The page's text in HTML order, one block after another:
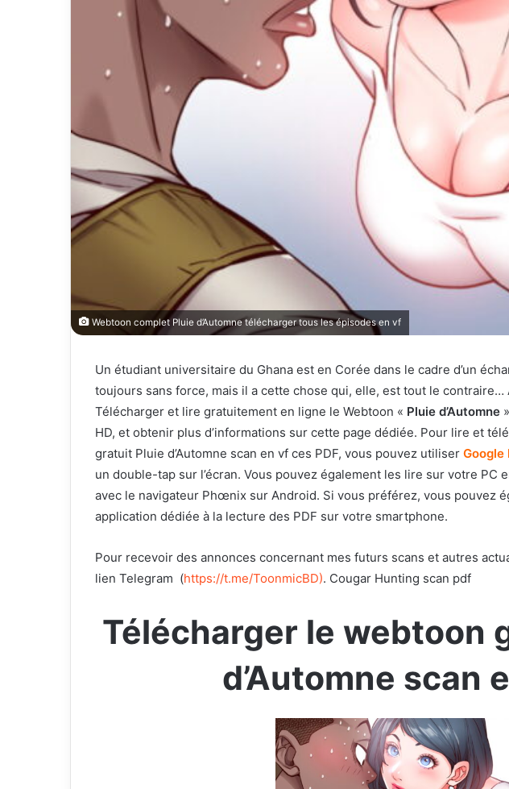
Webtoon complet Pluie d’Automne télécharger tous les épisodes en vf
Un étudiant universitaire du Ghana est en Corée dans le cadre d’un
toujours sans force, mais il a cette chose qui, elle, est tout le contraire…
Télécharger et lire gratuitement en ligne le Webtoon « Pluie d’Automne
HD, et obtenir plus d’informations sur cette page dédiée. Pour lire et
gratuit Pluie d’Automne scan en vf ces PDF, vous pouvez utiliser Google
un double-tap sur l’écran. Vous pouvez également les lire sur votre PC
avec le navigateur Phœnix sur Android. Si vous préférez, vous pouvez
application dédiée à la lecture des PDF sur votre smartphone.
Pour recevoir des annonces concernant mes futurs scans et autres
lien Telegram (https://t.me/ToonmicBD). Cougar Hunting scan pdf
Télécharger le webtoon
d’Automne scan